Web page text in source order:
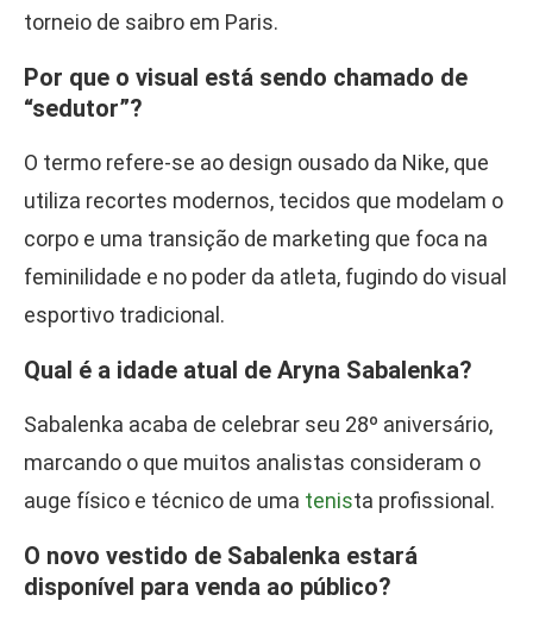
torneio de saibro em Paris.
Por que o visual está sendo chamado de
“sedutor”?
O termo refere-se ao design ousado da Nike, que
utiliza recortes modernos, tecidos que modelam o
corpo e uma transição de marketing que foca na
feminilidade e no poder da atleta, fugindo do visual
esportivo tradicional.
Qual é a idade atual de Aryna Sabalenka?
Sabalenka acaba de celebrar seu 28º aniversário,
marcando o que muitos analistas consideram o
auge físico e técnico de uma tenista profissional.
O novo vestido de Sabalenka estará
disponível para venda ao público?